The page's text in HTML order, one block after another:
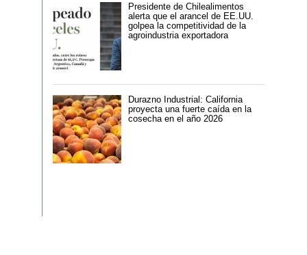
Presidente de Chilealimentos
alerta que el arancel de EE.UU.
golpea la competitividad de la
agroindustria exportadora
Durazno Industrial: California
proyecta una fuerte caída en la
cosecha en el año 2026